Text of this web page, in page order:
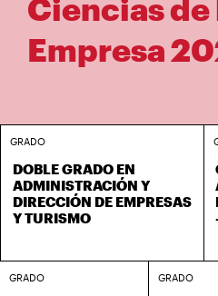
Ciencias de
Empresa
GRADO
DOBLE GRADO EN
ADMINISTRACIÓN Y
DIRECCIÓN DE EMPRESAS
Y TURISMO
GRADO GRADO